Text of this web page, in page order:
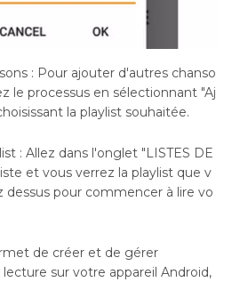
: Pour ajouter d'autres chanso
le processus en sélectionnant "Aj
la playlist souhaitée.
: Allez dans l'onglet "LISTES DE
et vous verrez la playlist que v
dessus pour commencer à lire vo
de créer et de gérer
sur votre appareil Android,